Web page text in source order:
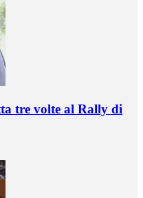
tre volte al Rally di